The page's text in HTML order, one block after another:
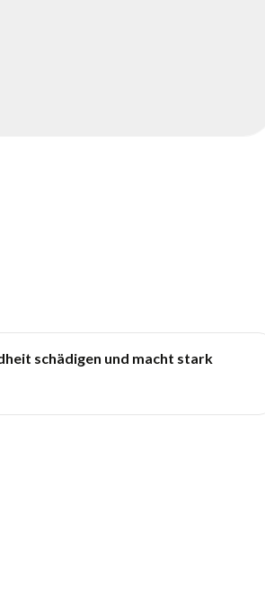
schädigen und macht stark